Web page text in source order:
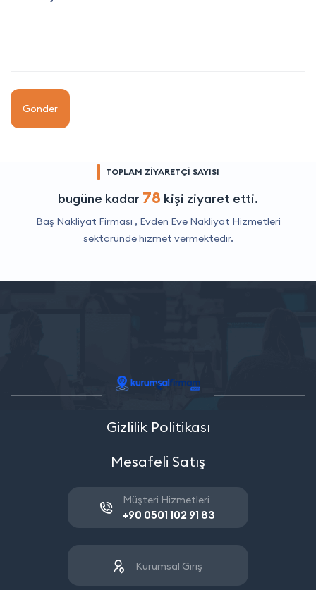
Gönder
TOPLAM ZİYARETÇİ SAYISI
bugüne kadar 78 kişi ziyaret etti.
Baş Nakliyat Firması , Evden Eve Nakliyat Hizmetleri
sektöründe hizmet vermektedir.
Gizlilik Politikası
Mesafeli Satış
Müşteri Hizmetleri
+90 0501 102 91 83
Kurumsal Giriş